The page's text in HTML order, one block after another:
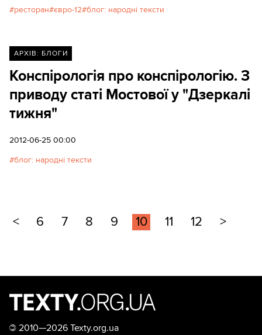
ресторан євро-12 блог: народні тексти
АРХІВ: БЛОГИ
Конспірологія про конспірологію. З
приводу статі Мостової у "Дзеркалі
тижня"
2012-06-25 00:00
блог: народні тексти
< 6 7 8 9 10 11 12 >
© 2010—2026 Texty.org.ua